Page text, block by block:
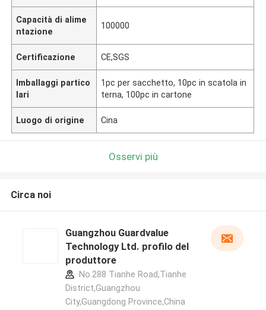
Capacità di alime
ntazione
100000
Certificazione CE,SGS
Imballaggi partico
lari
1pc per sacchetto, 10pc in scatola in
terna, 100pc in cartone
Luogo di origine Cina
Osservi più
Circa noi
Guangzhou Guardvalue
Technology Ltd. profilo del
produttore
No.288 Tianhe Road,Tianhe
District,Guangzhou
City,Guangdong Province,China